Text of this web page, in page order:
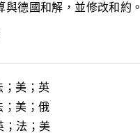
與德國和解，並修改和約。
；美；英
；美；俄
；法；美